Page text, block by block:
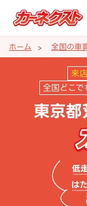
ホーム 全国の車
東京都荒来
全国どこで
東京都